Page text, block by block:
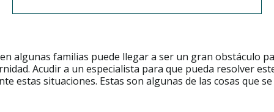
algunas familias puede llegar a ser un gran obstáculo
Acudir a un especialista para que pueda resolver
estas situaciones. Estas son algunas de las cosas que